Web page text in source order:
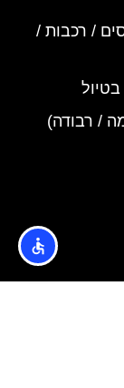
/ רכבות /
/ רבודה)